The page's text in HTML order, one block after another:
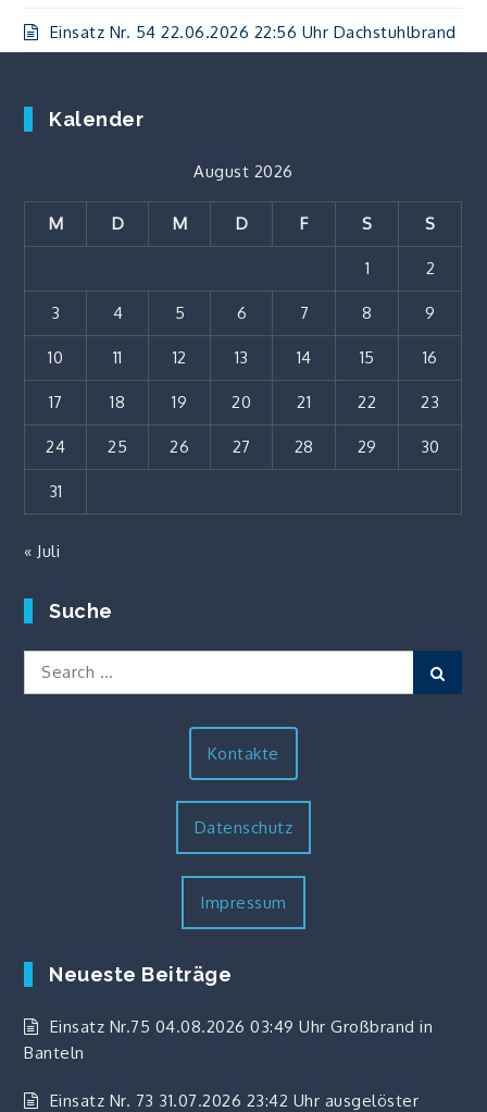
Einsatz Nr. 54 22.06.2026 22:56 Uhr Dachstuhlbrand
Kalender
August 2026
M D M D F S S
1 2
3 4 5 6 7 8 9
10 11 12 13 14 15 16
17 18 19 20 21 22 23
24 25 26 27 28 29 30
31
« Juli
Suche
Search
Kontakte
Datenschutz
Impressum
Neueste Beiträge
Einsatz Nr.75 04.08.2026 03:49 Uhr Großbrand in
Banteln
Einsatz Nr. 73 31.07.2026 23:42 Uhr ausgelöster